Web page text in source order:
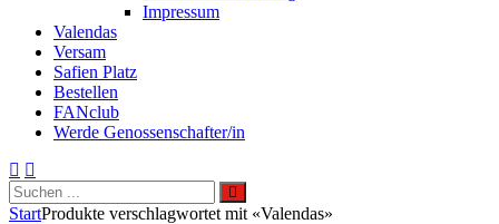
Impressum
Valendas
Versam
Safien Platz
Bestellen
FANclub
Werde Genossenschafter/in
Search
Search
for:
Site
StartProdukte verschlagwortet mit «Valendas»